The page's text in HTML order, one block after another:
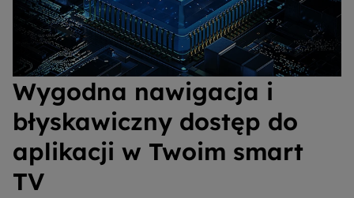
Wygodna nawigacja i
błyskawiczny dostęp do
aplikacji w Twoim smart
TV